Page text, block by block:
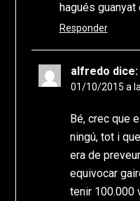
hagués guanyat
Responder
alfredo dice:
01/10/2015 a
Bé, crec que
ningú, tot i
era de
equivocar
tenir 100.000